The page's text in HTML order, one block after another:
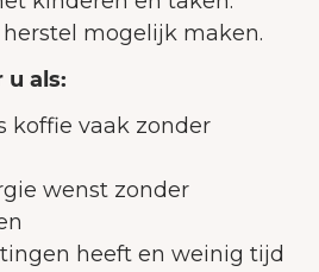
mogelijk maken.
u als:
vaak zonder
wenst zonder
heeft en weinig tijd